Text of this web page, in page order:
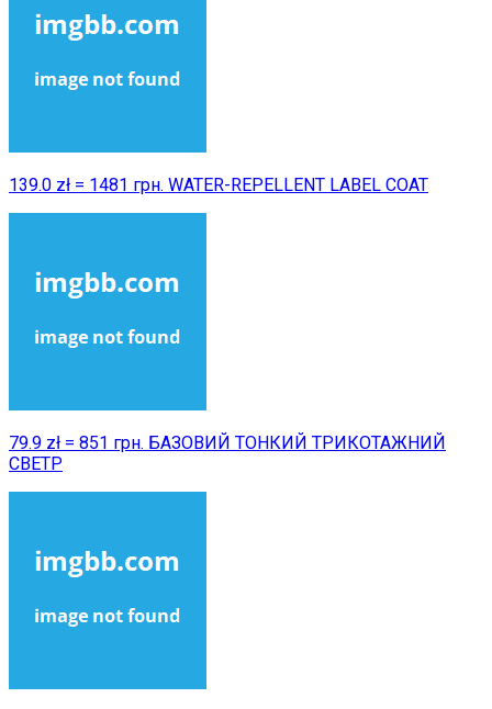
139.0 zł = 1481 грн. WATER-REPELLENT LABEL COAT
79.9 zł = 851 грн. БАЗОВИЙ ТОНКИЙ ТРИКОТАЖНИЙ
СВЕТР